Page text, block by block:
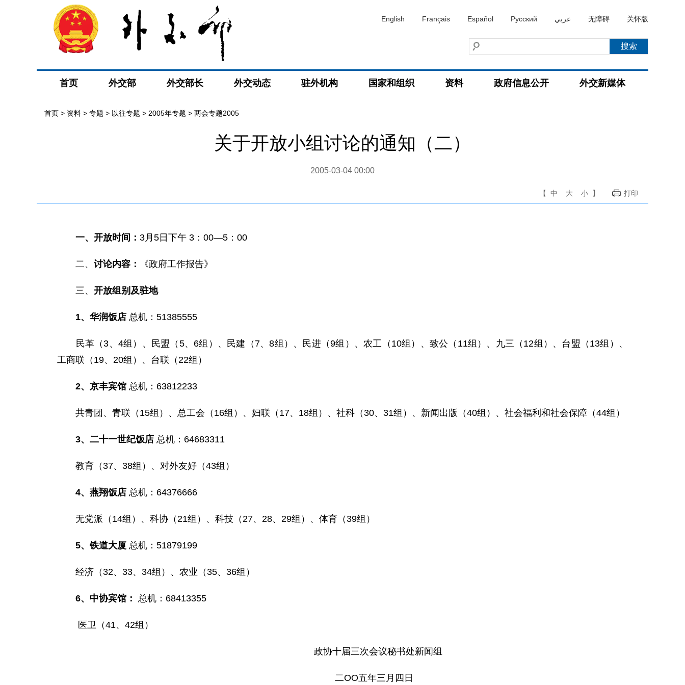
English Français Español Русский عربي 无障碍 关怀版
首页 外交部 外交部长 外交动态 驻外机构 国家和组织 资料 政府信息公开 外交新媒体
首页 > 资料 > 专题 > 以往专题 > 2005年专题 > 两会专题2005
关于开放小组讨论的通知（二）
2005-03-04 00:00
【 中 大 小 】 打印
一、开放时间： 3月5日下午 3：00—5：00
二、 讨论内容： 《政府工作报告》
三、 开放组别及驻地
1、华润饭店 总机：51385555
民革（3、4组）、民盟（5、6组）、民建（7、8组）、民进（9组）、农工（10组）、致公（11组）、九三（12组）、台盟（13组）、
工商联（19、20组）、台联（22组）
2、京丰宾馆 总机：63812233
共青团、青联（15组）、总工会（16组）、妇联（17、18组）、社科（30、31组）、新闻出版（40组）、社会福利和社会保障（44组）
3、二十一世纪饭店 总机：64683311
教育（37、38组）、对外友好（43组）
4、燕翔饭店 总机：64376666
无党派（14组）、科协（21组）、科技（27、28、29组）、体育（39组）
5、铁道大厦 总机：51879199
经济（32、33、34组）、农业（35、36组）
6、中协宾馆： 总机：68413355
医卫（41、42组）
政协十届三次会议秘书处新闻组
二OO五年三月四日